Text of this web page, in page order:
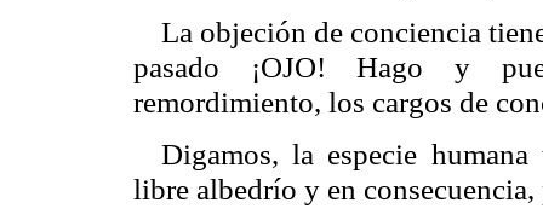
La objeción de conciencia
pasado ¡OJO! Hago y
remordimiento, los cargos de
Digamos, la especie
libre albedrío y en